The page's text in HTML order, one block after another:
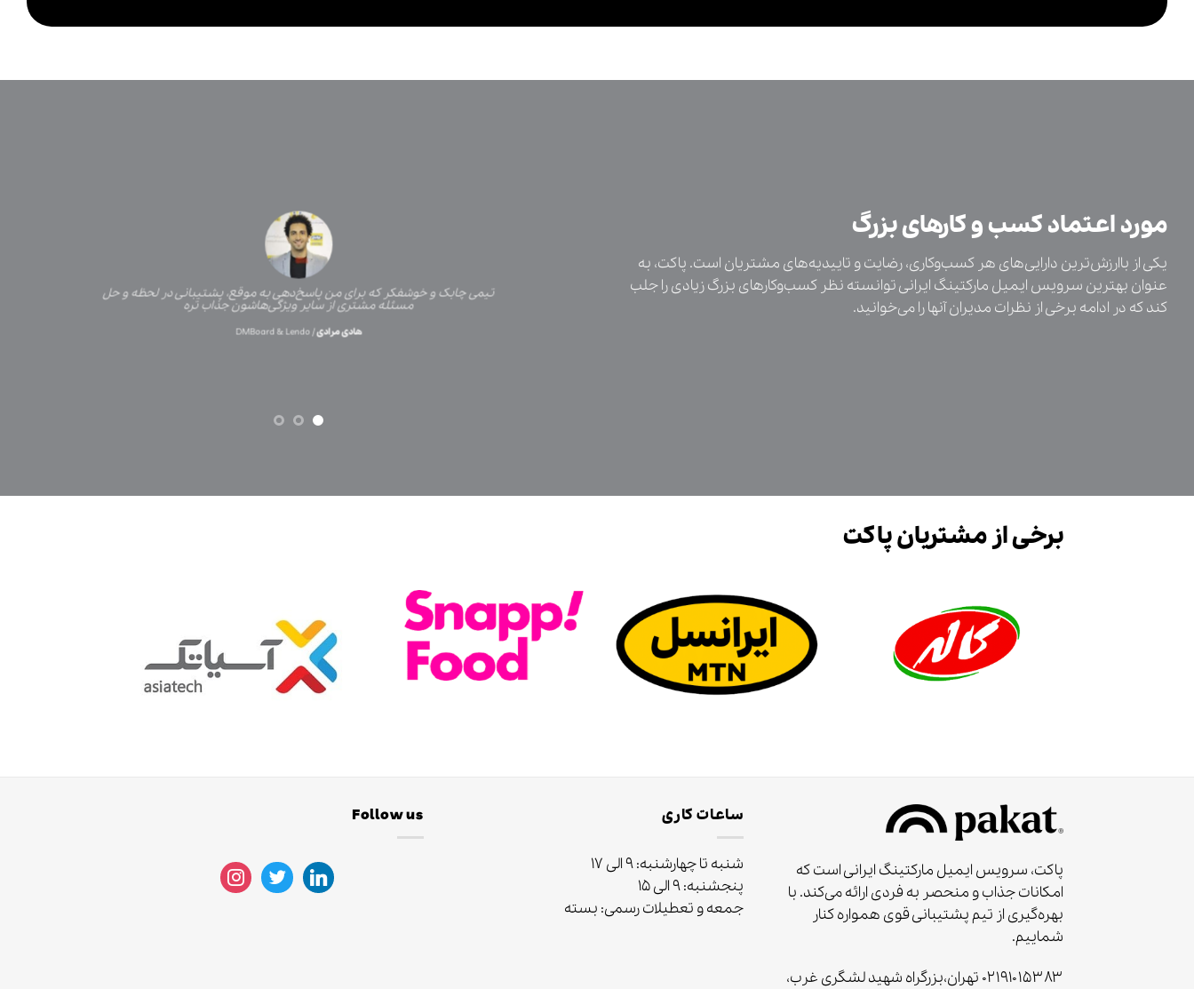
مورد اعتماد کسب و کارهای بزرگ
یکی از باارزش‌ترین دارایی‌های هر کسب‌و‌کاری، رضایت و تاییدیه‌های مشتریان است. پاکت، به
عنوان بهترین سرویس ایمیل مارکتینگ ایرانی توانسته نظر کسب‌وکارهای بزرگ زیادی را جلب
کند که در ادامه برخی از نظرات مدیران آنها را می‌خوانید.
تیمی چابک و خوشفکر که برای من پاسخ‌دهی به موقع، پشتیبانی در لحظه و حل
مسئله مشتری از سایر ویژگی‌هاشون جذاب تره
هادی مرادی/
DMBoard & Lendo
برخی از مشتریان پاکت
پاکت، سرویس ایمیل مارکتینگ ایرانی است که
امکانات جذاب و منحصر به‌ فردی ارائه می‌کند. با
بهره‌گیری از تیم پشتیبانی قوی همواره کنار
شماییم.
۰۲۱۹۱۰۱۵۳۸۳ تهران،بزرگراه شهید لشگری غرب،
ساعات کاری
شنبه تا چهارشنبه: ۹ الی ۱۷
پنجشنبه: ۹ الی ۱۵
جمعه و تعطیلات رسمی: بسته
Follow us
linkedin
twitter
instagram